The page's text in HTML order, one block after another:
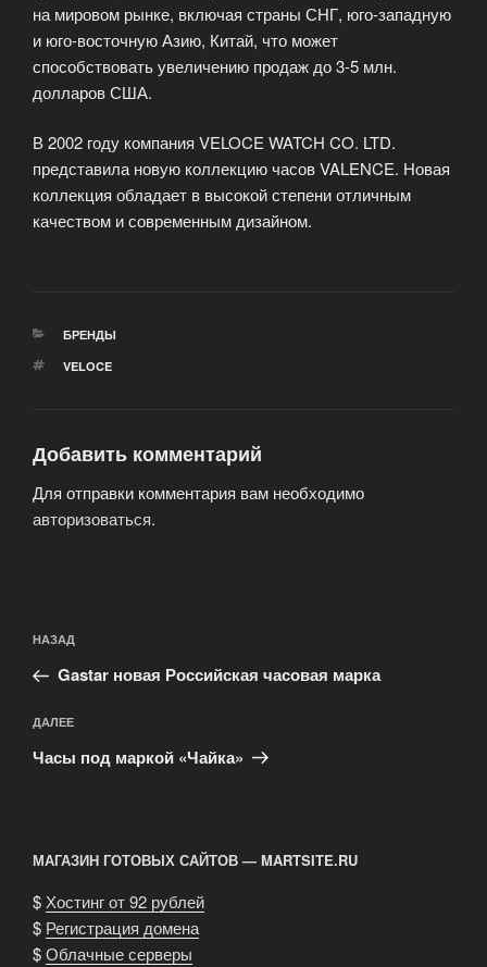
на мировом рынке, включая страны СНГ, юго-западную
и юго-восточную Азию, Китай, что может
способствовать увеличению продаж до 3-5 млн.
долларов США.
В 2002 году компания VELOCE WATCH CO. LTD.
представила новую коллекцию часов VALENCE. Новая
коллекция обладает в высокой степени отличным
качеством и современным дизайном.
РУБРИКИ
БРЕНДЫ
МЕТКИ
VELOCE
Добавить комментарий
Для отправки комментария вам необходимо
авторизоваться.
по
записям
Предыдущая
запись:
НАЗАД
Gastar новая Российская часовая марка
Следующая
запись
ДАЛЕЕ
Часы под маркой «Чайка»
МАГАЗИН ГОТОВЫХ САЙТОВ — MARTSITE.RU
$Хостинг от 92 рублей
$ Регистрация домена
$Облачные серверы